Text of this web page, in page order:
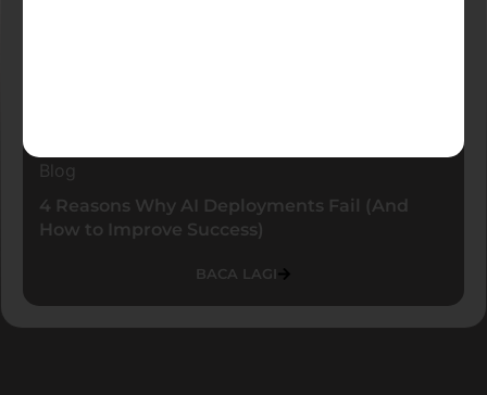
Blog
4 Reasons Why AI Deployments Fail (And
How to Improve Success)
BACA LAGI